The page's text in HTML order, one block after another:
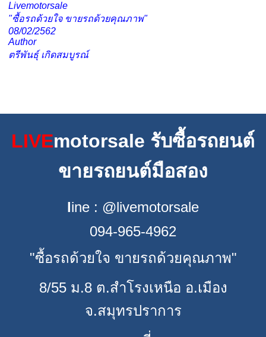
Livemotorsale
"ซื้อรถด้วยใจ ขายรถด้วยคุณภาพ"
08/02/2562
Author
ตรีพันธุ์ เกิดสมบูรณ์
LIVEmotorsale รับซื้อรถยนต์
ขายรถยนต์มือสอง
line : @livemotorsale
094-965-4962
"ซื้อรถด้วยใจ ขายรถด้วยคุณภาพ"
8/55 ม.8 ต.สำโรงเหนือ อ.เมือง
จ.สมุทรปราการ